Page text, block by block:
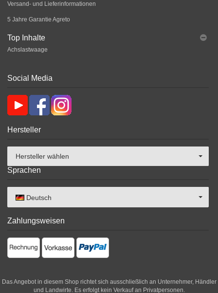
Versand- und Lieferinformationen
5 Jahre Garantie Agreto
Top Inhalte
Achslastwaage
Social Media
Hersteller
Hersteller wählen
Sprachen
Deutsch
Zahlungsweisen
Das Angebot in diesem Shop richtet sich ausschließlich an Unternehmer, Händler
und Landwirte. Es erfolgt kein Verkauf an Privatpersonen.